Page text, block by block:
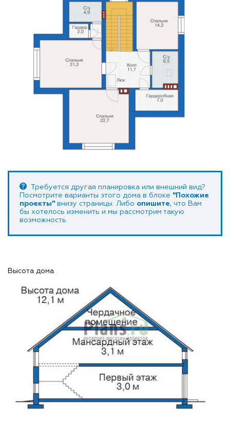
Требуется другая планировка или внешний вид?
Посмотрите варианты этого дома в блоке "Похожие
проекты" внизу страницы. Либо опишите, что Вам
бы хотелось изменить и мы рассмотрим такую
возможность.
Высота дома